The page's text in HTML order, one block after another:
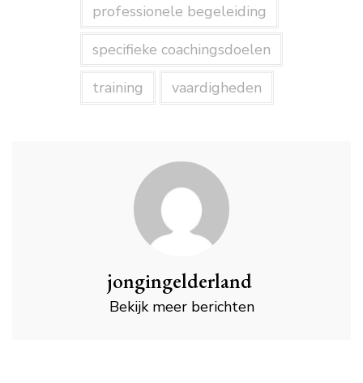
professionele begeleiding
specifieke coachingsdoelen
training
vaardigheden
jongingelderland
Bekijk meer berichten